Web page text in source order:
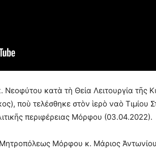
κατὰ τὴ Θεία Λειτουργία τῆς
ποὺ τελέσθηκε στὸν ἱερὸ ναὸ Τιμίου
περιφέρειας Μόρφου (03.04.2022).
Μόρφου κ. Μάριος